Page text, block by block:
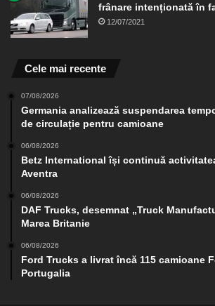
frânare intenționată în
12/07/2021
Cele mai recente
07/08/2026
Germania analizează suspendarea
de circulație pentru camioane
06/08/2026
Betz International își continuă
Aventra
06/08/2026
DAF Trucks, desemnat „Truck
Marea Britanie
06/08/2026
Ford Trucks a livrat încă 115 camioane
Portugalia